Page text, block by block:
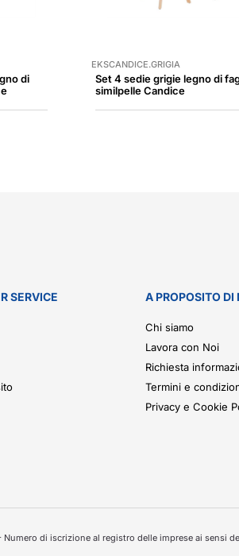
di
EKSCANDICE.GRIGIA
Set 4 sedie grigie legno di
similpelle Candice
SERVICE A PROPOSITO DI
Chi siamo
Lavora con Noi
Richiesta
Termini e
Privacy e Cookie
di iscrizione al registro delle imprese ai sensi